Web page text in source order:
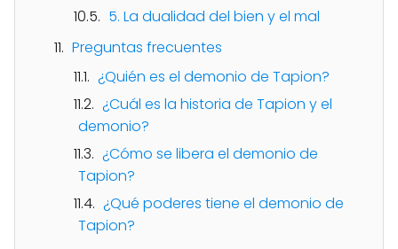
5. La dualidad del bien y el mal
Preguntas frecuentes
¿Quién es el demonio de Tapion?
¿Cuál es la historia de Tapion y el
demonio?
¿Cómo se libera el demonio de
Tapion?
¿Qué poderes tiene el demonio de
Tapion?